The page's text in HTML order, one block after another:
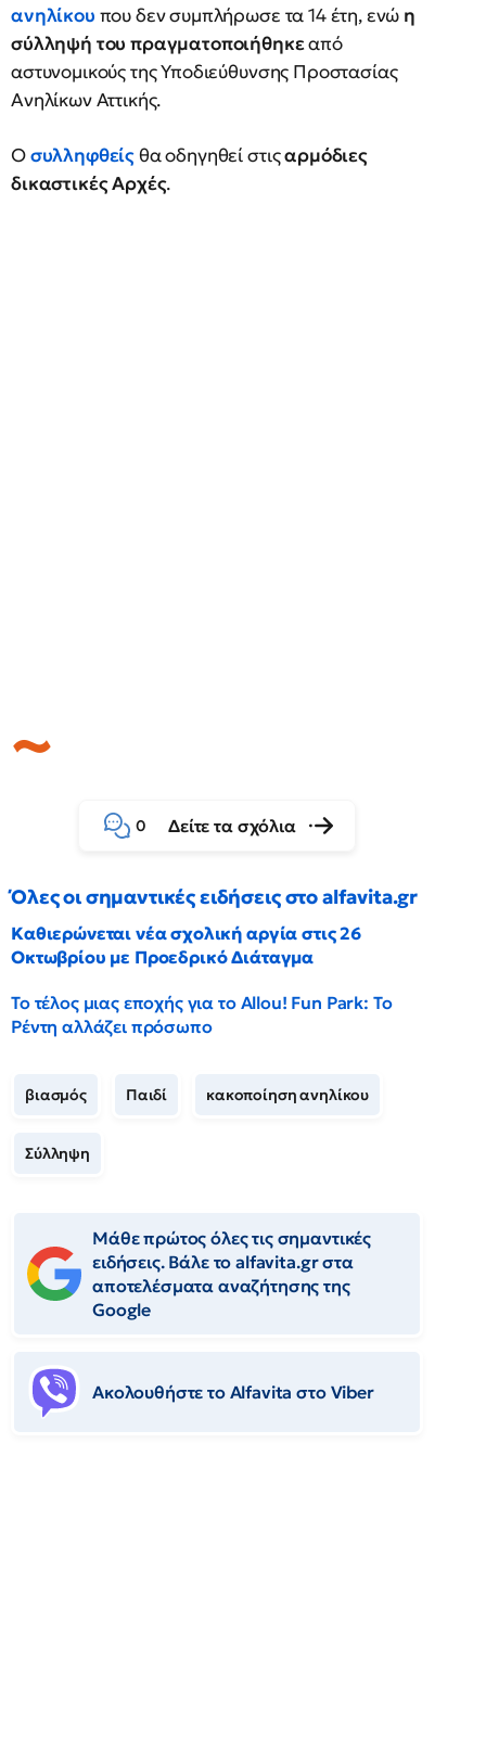
ανηλίκου που δεν συμπλήρωσε τα 14 έτη, ενώ η
σύλληψή του πραγματοποιήθηκεαπό
αστυνομικούς της Υποδιεύθυνσης Προστασίας
Ανηλίκων Αττικής.
Οσυλληφθείςθα οδηγηθεί στιςαρμόδιες
δικαστικές Αρχές.
0 Δείτε τα σχόλια
Όλες οι σημαντικές ειδήσεις στο alfavita.gr
Καθιερώνεται νέα σχολική αργία στις 26
Οκτωβρίου με Προεδρικό Διάταγμα
Το τέλος μιας εποχής για το Allou! Fun Park: Το
Ρέντη αλλάζει πρόσωπο
βιασμός Παιδί κακοποίηση ανηλίκου
Σύλληψη
Μάθε πρώτος όλες τις σημαντικές
ειδήσεις. Βάλε το alfavita.gr στα
αποτελέσματα αναζήτησης της
Google
Ακολουθήστε το Αlfavita στο Viber